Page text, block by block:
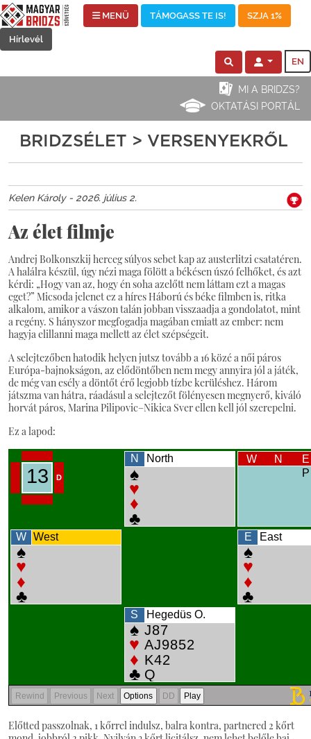
MENÜ TÁMOGASS TE IS! SZJA 1%
Hírlevél
EN
MI A BRIDZS?
OKTATÁSI PORTÁL
BRIDZSÉLET > VERSENYEKRŐL
Kelen Károly - 2026. július 2.
Az élet filmje
Andrej Bolkonszkij herceg súlyos sebet kap az austerlitzi csatatéren.
A halálra készül, úgy nézi maga fölött a békésen úszó felhőket, és azt
kérdi: „Hogy van az, hogy én soha azelőtt nem láttam ezt a magas
eget?” Micsoda jelenet ez a híres Háború és béke filmben is, ritka
alkalom, amikor a vászon talán jobban visszaadja a gondolatot, mint
a regény. S hányszor megfogadja magában emiatt az ember: nem
hagyja elillanni maga mellett az élet szépségeit.
A selejtezőben hatodik helyen jutsz tovább a 16 közé a női páros
Európa-bajnokságon, az elődöntőben nem megy annyira jól a játék,
de még van esély a döntőt érő legjobb tízbe kerüléshez. Három
játszma van hátra, ráadásul a selejtezőt fölényesen megnyerő, kiváló
horvát páros, Marina Pilipovic–Nikica Sver ellen kell jól szerepelni.
Ez a lapod:
Előtted passzolnak, 1 kőrrel indulsz, balra kontra, partnered 2 kőrt